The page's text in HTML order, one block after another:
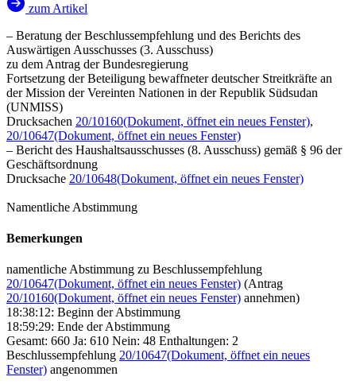
zum Artikel
– Beratung der Beschlussempfehlung und des Berichts des
Auswärtigen Ausschusses (3. Ausschuss)
zu dem Antrag der Bundesregierung
Fortsetzung der Beteiligung bewaffneter deutscher Streitkräfte an
der Mission der Vereinten Nationen in der Republik Südsudan
(UNMISS)
Drucksachen 20/10160(Dokument, öffnet ein neues Fenster),
20/10647(Dokument, öffnet ein neues Fenster)
– Bericht des Haushaltsausschusses (8. Ausschuss) gemäß § 96 der
Geschäftsordnung
Drucksache 20/10648(Dokument, öffnet ein neues Fenster)
Namentliche Abstimmung
Bemerkungen
namentliche Abstimmung zu Beschlussempfehlung
20/10647(Dokument, öffnet ein neues Fenster) (Antrag
20/10160(Dokument, öffnet ein neues Fenster) annehmen)
18:38:12: Beginn der Abstimmung
18:59:29: Ende der Abstimmung
Gesamt: 660 Ja: 610 Nein: 48 Enthaltungen: 2
Beschlussempfehlung 20/10647(Dokument, öffnet ein neues
Fenster) angenommen